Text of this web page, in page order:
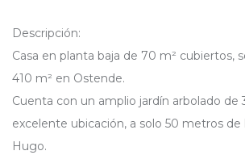
Descripción:
Casa en planta baja de 70 m² cubiertos,
410 m² en Ostende.
Cuenta con un amplio jardín arbolado de
excelente ubicación, a solo 50 metros de
Hugo.